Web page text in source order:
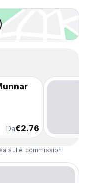
Da€2.76
sulle commissioni